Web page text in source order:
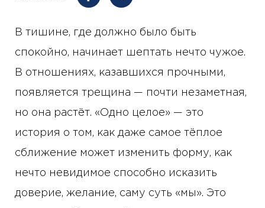
В тишине, где должно было быть
спокойно, начинает шептать нечто чужое.
В отношениях, казавшихся прочными,
появляется трещина — почти незаметная,
но она растёт. «Одно целое» — это
история о том, как даже самое тёплое
сближение может изменить форму, как
нечто невидимое способно исказить
доверие, желание, саму суть «мы». Это